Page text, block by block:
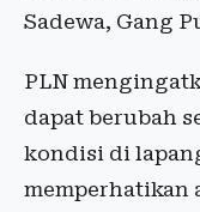
Sadewa, Gang
PLN
dapat berubah
kondisi di
memperhatikan